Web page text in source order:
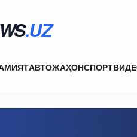
.UZ
АВТОЖАҲОНСПОРТ